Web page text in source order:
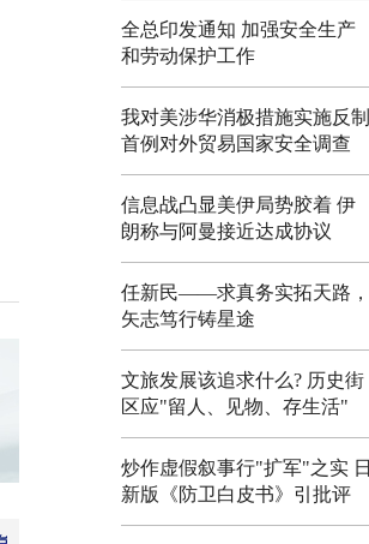
全总印发通知 加强安全生产
和劳动保护工作
我对美涉华消极措施实施反制
首例对外贸易国家安全调查
信息战凸显美伊局势胶着 伊
朗称与阿曼接近达成协议
任新民——求真务实拓天路，
矢志笃行铸星途
文旅发展该追求什么? 历史街
区应"留人、见物、存生活"
炒作虚假叙事行"扩军"之实 日
新版《防卫白皮书》引批评